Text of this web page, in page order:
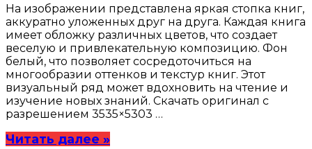
На изображении представлена яркая стопка книг,
аккуратно уложенных друг на друга. Каждая книга
имеет обложку различных цветов, что создает
веселую и привлекательную композицию. Фон
белый, что позволяет сосредоточиться на
многообразии оттенков и текстур книг. Этот
визуальный ряд может вдохновить на чтение и
изучение новых знаний. Скачать оригинал с
разрешением 3535×5303 …
Читать далее »